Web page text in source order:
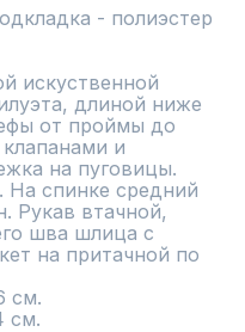
- полиэстер
искуственной
длиной ниже
от проймы до
и
на пуговицы.
На спинке средний
Рукав втачной,
шва шлица с
на притачной по
см.
см.